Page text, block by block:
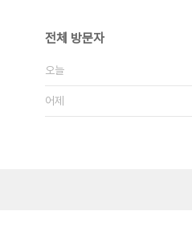
전체 방문자
오늘
어제